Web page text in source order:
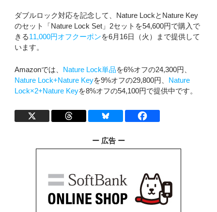
ダブルロック対応を記念して、Nature LockとNature Key
のセット「Nature Lock Set」2セットを54,600円で購入で
きる11,000円オフクーポンを6月16日（火）まで提供して
います。
Amazonでは、 Nature Lock単品を6%オフの24,300円、
Nature Lock+Nature Keyを9%オフの29,800円、 Nature
Lock×2+Nature Keyを8%オフの54,100円で提供中です。
ー 広告 ー